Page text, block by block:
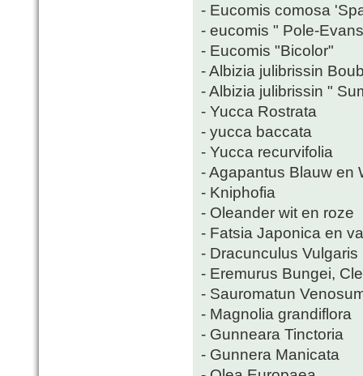
- Eucomis comosa
- eucomis " Pole-
- Eucomis "Bicolor"
- Albizia julibrissin
- Albizia julibrissin "
- Yucca Rostrata
- yucca baccata
- Yucca recurvifolia
- Agapantus Blauw en
- Kniphofia
- Oleander wit en roze
- Fatsia Japonica en
- Dracunculus Vulgaris
- Eremurus Bungei,
- Sauromatun
- Magnolia grandiflora
- Gunneara Tinctoria
- Gunnera Manicata